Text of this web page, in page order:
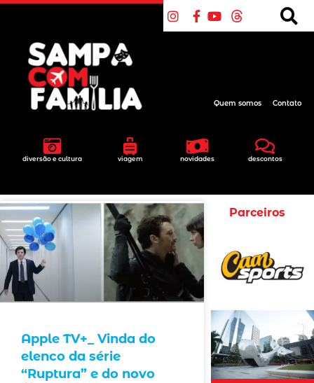
diversão e cultura viagem novidades descontos
Quem somos Contato
Apple TV+_ Vinda do
elenco da série
“Ruptura” e do novo
Parceiros